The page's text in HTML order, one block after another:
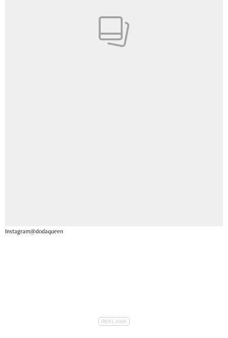
Instagram@dodaqueen